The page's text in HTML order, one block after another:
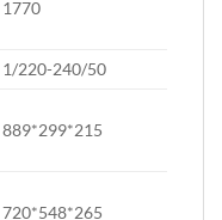
1770
1/220-240/50
889*299*215
720*548*265